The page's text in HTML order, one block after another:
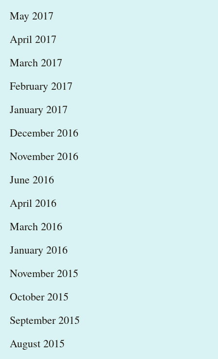
May 2017
April 2017
March 2017
February 2017
January 2017
December 2016
November 2016
June 2016
April 2016
March 2016
January 2016
November 2015
October 2015
September 2015
August 2015